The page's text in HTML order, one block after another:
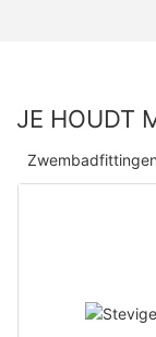
JE HOUDT
Zwembadfittingen